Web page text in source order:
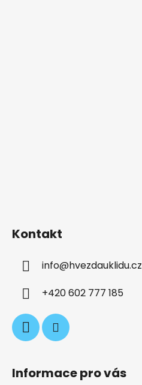
Kontakt
info@hvezdauklidu.cz
+420 602 777 185
Informace pro vás